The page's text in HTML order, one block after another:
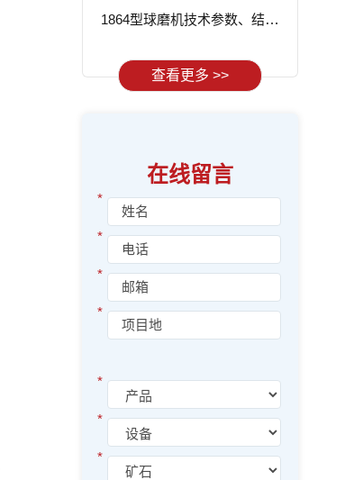
1864型球磨机技术参数、结构特点及工作流程
查看更多 >>
在线留言
*
*
*
*
*
*
*